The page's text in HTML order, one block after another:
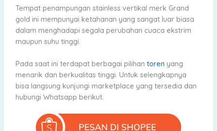
Tempat penampungan stainless vertikal merk Grand
gold ini mempunyai ketahanan yang sangat luar biasa
dalam menghadapi segala perubahan cuaca ekstrim
maupun suhu tinggi.
Pada saat ini terdapat berbagai pilihan toren yang
menarik dan berkualitas tinggi. Untuk selengkapnya
bisa langsung kunjungi marketplace yang tersedia dan
hubungi Whatsapp berikut.